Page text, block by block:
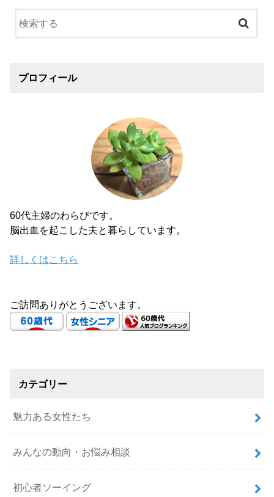
プロフィール
60代主婦のわらびです。
脳出血を起こした夫と暮らしています。
詳しくはこちら
ご訪問ありがとうございます。
カテゴリー
魅力ある女性たち
みんなの動向・お悩み相談
初心者ソーイング